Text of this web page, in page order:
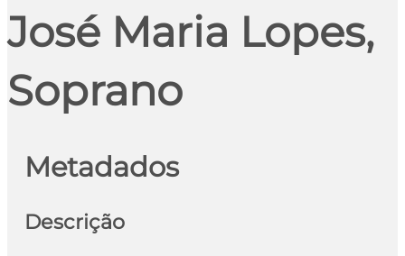
José Maria Lopes,
Soprano
Metadados
Descrição